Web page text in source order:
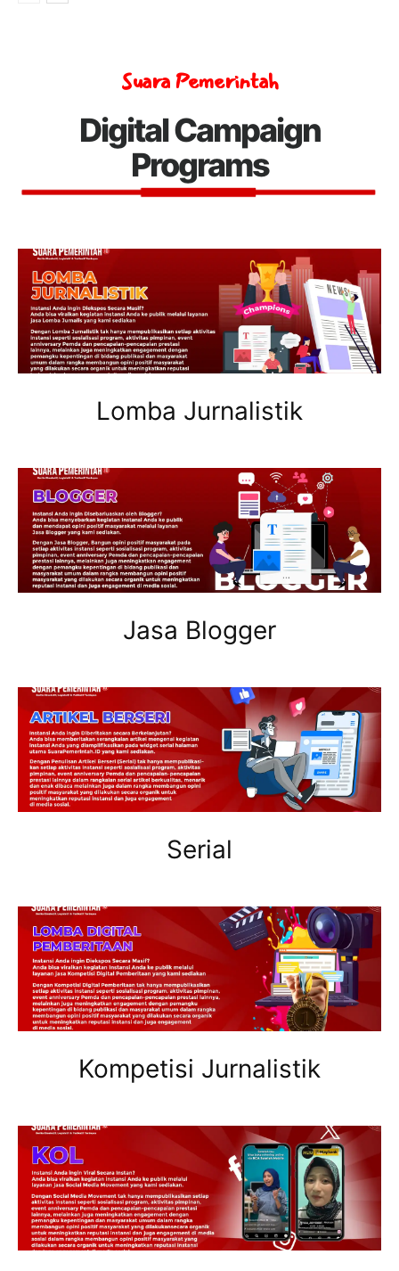
Suara Pemerintah
Digital Campaign
Programs
Lomba Jurnalistik
Jasa Blogger
Serial
Kompetisi Jurnalistik